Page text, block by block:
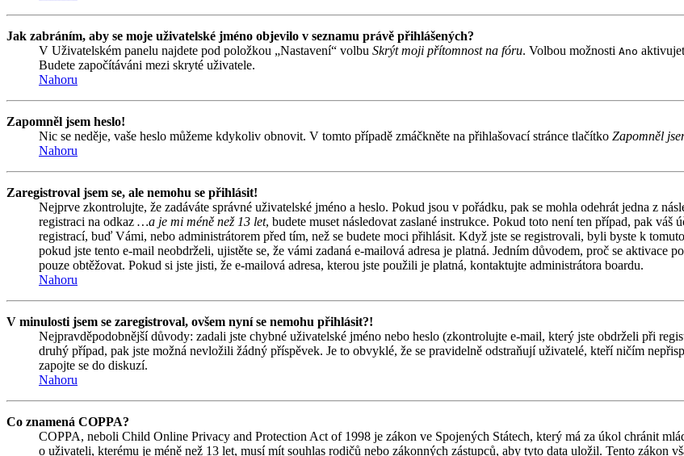
Jak zabráním, aby se moje uživatelské jméno objevilo v seznamu právě přihlášených?
V Uživatelském panelu najdete pod položkou „Nastavení“ volbu Skrýt moji přítomnost na fóru. Volbou možnosti Ano
Budete započítáváni mezi skryté uživatele.
Nahoru
Zapomněl jsem heslo!
Nic se neděje, vaše heslo můžeme kdykoliv obnovit. V tomto případě zmáčkněte na přihlašovací stránce tlačítko Zapomněl
Nahoru
Zaregistroval jsem se, ale nemohu se přihlásit!
Nejprve zkontrolujte, že zadáváte správné uživatelské jméno a heslo. Pokud jsou v pořádku, pak se mohla odehrát jedna z
registraci na odkaz …a je mi méně než 13 let, budete muset následovat zaslané instrukce. Pokud toto není ten případ, pak
registrací, buď Vámi, nebo administrátorem před tím, než se budete moci přihlásit. Když jste se registrovali, byli byste k
pokud jste tento e-mail neobdrželi, ujistěte se, že vámi zadaná e-mailová adresa je platná. Jedním důvodem, proč se aktivace
pouze obtěžovat. Pokud si jste jisti, že e-mailová adresa, kterou jste použili je platná, kontaktujte administrátora boardu.
Nahoru
V minulosti jsem se zaregistroval, ovšem nyní se nemohu přihlásit?!
Nejpravděpodobnější důvody: zadali jste chybné uživatelské jméno nebo heslo (zkontrolujte e-mail, který jste obdrželi při
druhý případ, pak jste možná nevložili žádný příspěvek. Je to obvyklé, že se pravidelně odstraňují uživatelé, kteří ničím
zapojte se do diskuzí.
Nahoru
Co znamená COPPA?
COPPA, neboli Child Online Privacy and Protection Act of 1998 je zákon ve Spojených Státech, který má za úkol chránit
o uživateli, kterému je méně než 13 let, musí mít souhlas rodičů nebo zákonných zástupců, aby tyto data uložil. Tento zákon